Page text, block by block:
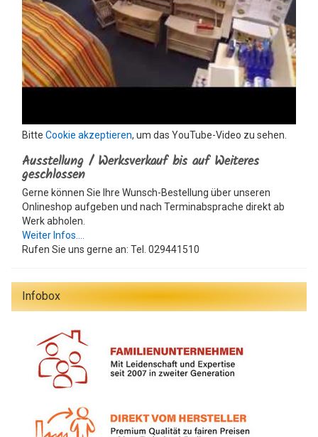
Bitte Cookie akzeptieren, um das YouTube-Video zu sehen.
Ausstellung / Werksverkauf bis auf Weiteres
geschlossen
Gerne können Sie Ihre Wunsch-Bestellung über unseren
Onlineshop aufgeben und nach Terminabsprache direkt ab
Werk abholen.
Weiter Infos....
Rufen Sie uns gerne an: Tel. 029441510
Infobox